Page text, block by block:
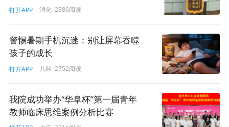
打开APP 消化 ·2886阅读
警惕暑期手机沉迷：别让屏幕吞噬
孩子的成长
打开APP 儿科 ·2752阅读
我院成功举办“华阜杯”第一届青年
教师临床思维案例分析比赛